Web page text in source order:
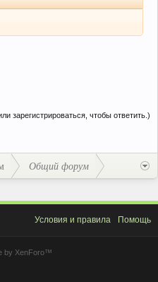
зарегистрироваться, чтобы ответить.)
Общий форум
Условия и правила Помощь
by XenForo™